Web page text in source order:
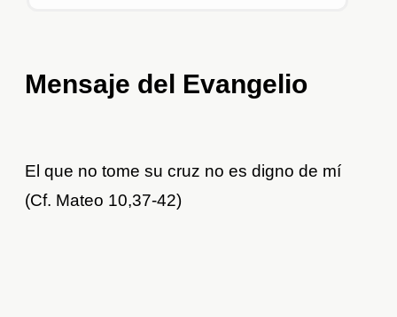
Mensaje del Evangelio
El que no tome su cruz no es digno de mí
(Cf. Mateo 10,37-42)